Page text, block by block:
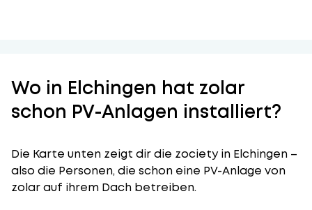
Wo in Elchingen hat zolar
schon PV-Anlagen installiert?
Die Karte unten zeigt dir die zociety in Elchingen –
also die Personen, die schon eine PV-Anlage von
zolar auf ihrem Dach betreiben.